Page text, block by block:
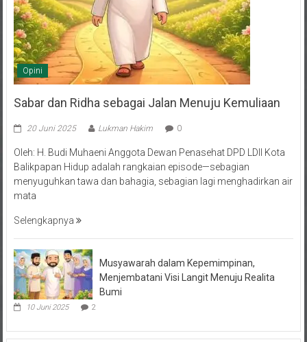
Opini
Sabar dan Ridha sebagai Jalan Menuju Kemuliaan
20 Juni 2025 Lukman Hakim 0
Oleh: H. Budi Muhaeni Anggota Dewan Penasehat DPD LDII Kota
Balikpapan Hidup adalah rangkaian episode—sebagian
menyuguhkan tawa dan bahagia, sebagian lagi menghadirkan air
mata
Selengkapnya
Musyawarah dalam Kepemimpinan,
Menjembatani Visi Langit Menuju Realita
Bumi
10 Juni 2025 2